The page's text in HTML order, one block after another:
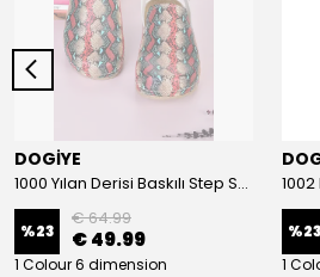
DOGİYE
1000 Yılan Derisi Baskılı Step Sandalet
%23
€ 64.99
€ 49.99
1 Colour 6 dimension
%23
1